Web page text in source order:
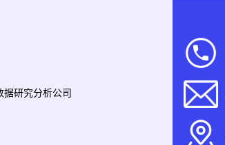
据研究分析公司